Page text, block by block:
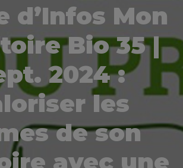
d’Infos Mon
Bio 35 |
2024 :
les
de son
avec une